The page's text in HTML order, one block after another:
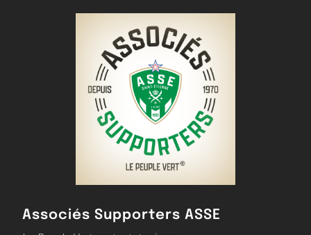
Associés Supporters ASSE